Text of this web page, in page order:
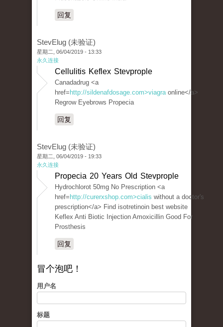
回复
StevElug (未验证)
星期二, 06/04/2019 - 13:33
永久连接
Cellulitis Keflex Stevprople
Canadadrug <a
href= http://sildenafdosage.com>viagraonline</a>
Regrow Eyebrows Propecia
回复
StevElug (未验证)
星期二, 06/04/2019 - 19:33
永久连接
Propecia 20 Years Old Stevprople
Hydrochlorot 50mg No Prescription <a
href= http://curerxshop.com>cialis without a doctor's
prescription</a> Find isotretinoin best website
Keflex Anti Biotic Injection Amoxicillin Good For
Prosthesis
回复
冒个泡吧！
用户名
标题